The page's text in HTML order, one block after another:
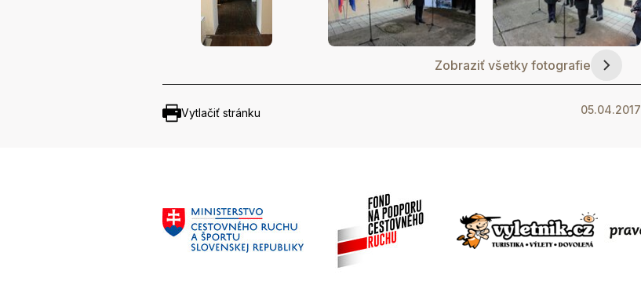
Zobraziť všetky fotografie
Vytlačiť stránku 05.04.2017